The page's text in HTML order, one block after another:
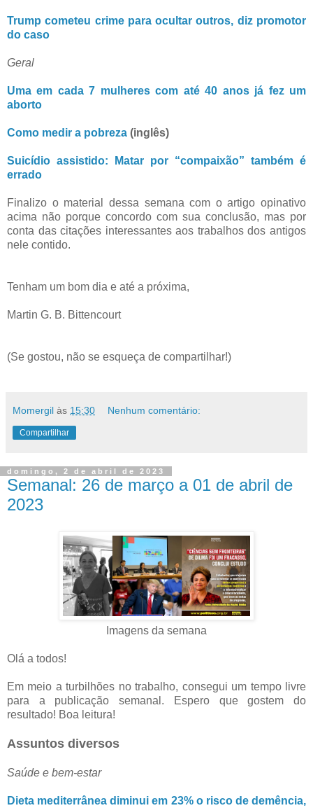
Trump cometeu crime para ocultar outros, diz promotor
do caso
Geral
Uma em cada 7 mulheres com até 40 anos já fez um
aborto
Como medir a pobreza (inglês)
Suicídio assistido: Matar por “compaixão” também é
errado
Finalizo o material dessa semana com o artigo opinativo
acima não porque concordo com sua conclusão, mas por
conta das citações interessantes aos trabalhos dos antigos
nele contido.
Tenham um bom dia e até a próxima,
Martin G. B. Bittencourt
(Se gostou, não se esqueça de compartilhar!)
Momergil às 15:30 Nenhum comentário:
Compartilhar
domingo, 2 de abril de 2023
Semanal: 26 de março a 01 de abril de
2023
Imagens da semana
Olá a todos!
Em meio a turbilhões no trabalho, consegui um tempo livre
para a publicação semanal. Espero que gostem do
resultado! Boa leitura!
Assuntos diversos
Saúde e bem-estar
Dieta mediterrânea diminui em 23% o risco de demência,